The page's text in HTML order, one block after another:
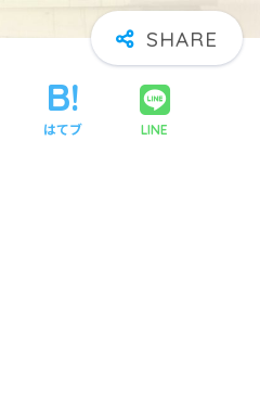
はてブ LINE